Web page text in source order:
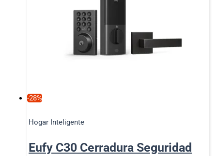
-28%
Hogar Inteligente
Eufy C30 Cerradura Seguridad